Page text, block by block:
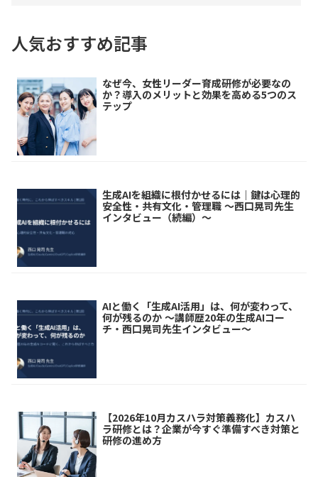
人気おすすめ記事
なぜ今、女性リーダー育成研修が必要なの
か？導入のメリットと効果を高める5つのス
テップ
生成AIを組織に根付かせるには｜鍵は心理的
安全性・共有文化・管理職 ～西口晃司先生
インタビュー（続編）～
AIと働く「生成AI活用」は、何が変わって、
何が残るのか ～講師歴20年の生成AIコー
チ・西口晃司先生インタビュー～
【2026年10月カスハラ対策義務化】カスハ
ラ研修とは？企業が今すぐ準備すべき対策と
研修の進め方